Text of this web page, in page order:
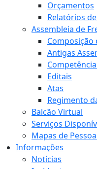
Orçamentos
Relatórios
Assembleia de
Composição
Antigas
Editais
Atas
Regimento
Balcão Virtual
Serviços
Mapas de
Informações
Notícias